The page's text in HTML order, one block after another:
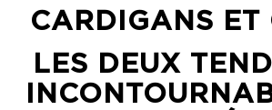
CARDIGANS ET
LES DEUX